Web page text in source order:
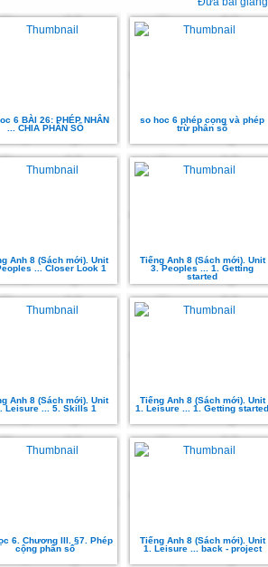
6 BÀI 26: PHÉP NHÂN
... CHIA PHÂN SỐ
so hoc 6 phép cọng và phép
trừ phân số
Anh 8 (Sách mới). Unit
... Closer Look 1
Tiếng Anh 8 (Sách mới). Unit
3. Peoples ... 1. Getting
started
Anh 8 (Sách mới). Unit
Leisure ... 5. Skills 1
Tiếng Anh 8 (Sách mới). Unit
1. Leisure ... 1. Getting started
6. Chương III. §7. Phép
cộng phân số
Tiếng Anh 8 (Sách mới). Unit
1. Leisure ... back - project